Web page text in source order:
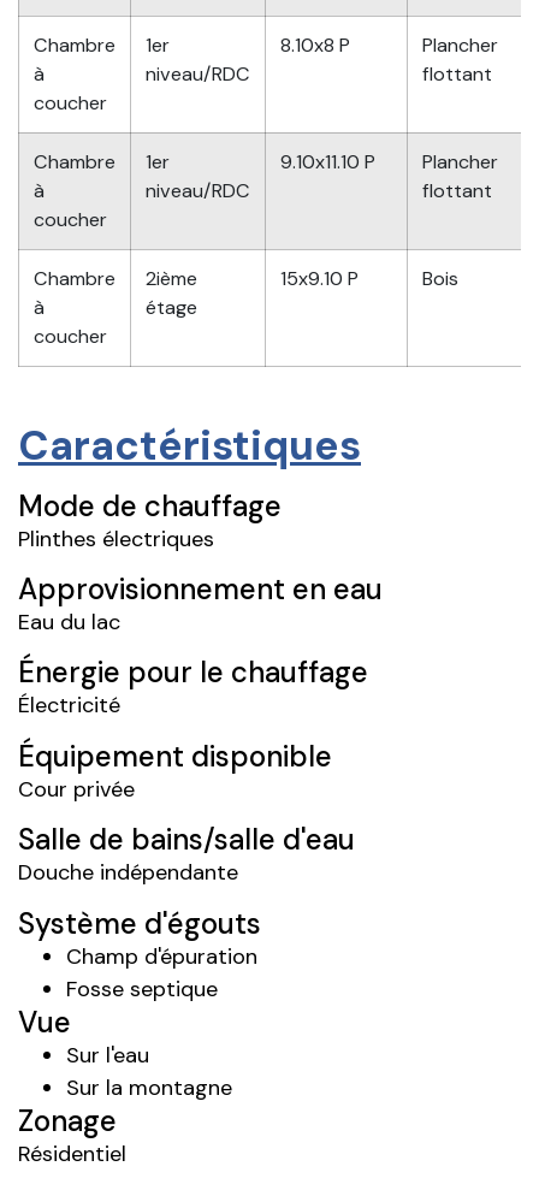
Chambre
à
coucher
1er
niveau/RDC
8.10x8 P
Plancher
flottant
Chambre
à
coucher
1er
niveau/RDC
9.10x11.10 P
Plancher
flottant
Chambre
à
coucher
2ième
étage
15x9.10 P Bois
Caractéristiques
Mode de chauffage
Plinthes électriques
Approvisionnement en eau
Eau du lac
Énergie pour le chauffage
Électricité
Équipement disponible
Cour privée
Salle de bains/salle d'eau
Douche indépendante
Système d'égouts
Champ d'épuration
Fosse septique
Vue
Sur l'eau
Sur la montagne
Zonage
Résidentiel